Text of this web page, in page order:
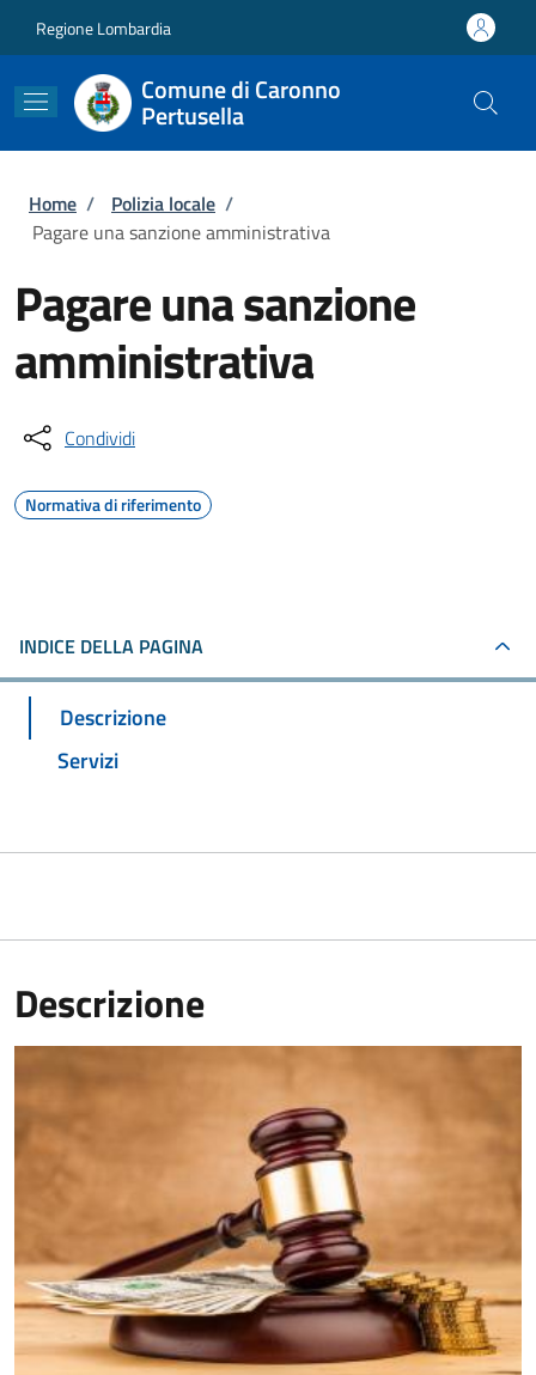
Regione Lombardia
Comune di Caronno
Pertusella
Briciole di pane
Home / Polizia locale /
Pagare una sanzione amministrativa
Pagare una sanzione
amministrativa
Condividi
Normativa di riferimento
INDICE DELLA PAGINA
Descrizione
Servizi
Descrizione